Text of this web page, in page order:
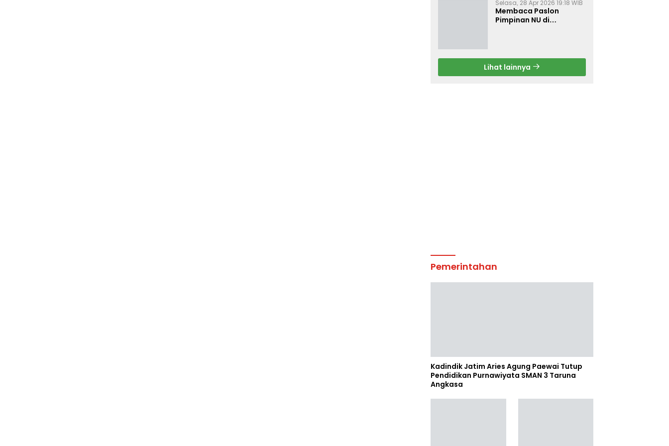
Selasa, 28 Apr 2026 19:18 WIB
Membaca Paslon
Pimpinan NU di
Lihat lainnya
Pemerintahan
Kadindik Jatim Aries Agung Paewai Tutup
Pendidikan Purnawiyata SMAN 3 Taruna
Angkasa